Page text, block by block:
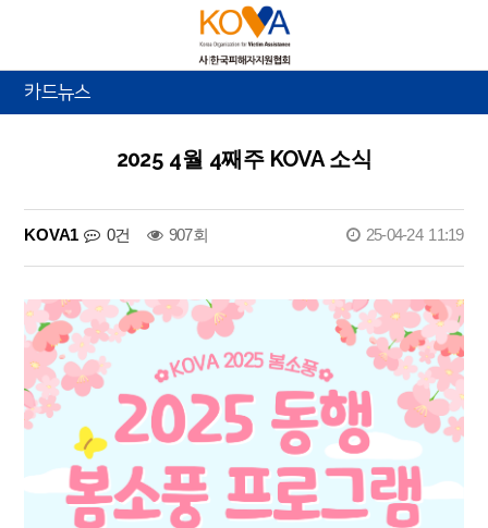
카드뉴스
2025 4월 4째주 KOVA 소식
KOVA1 0건 907회 25-04-24 11:19